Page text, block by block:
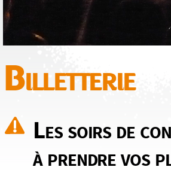
Billetterie
Les soirs de
à prendre vos